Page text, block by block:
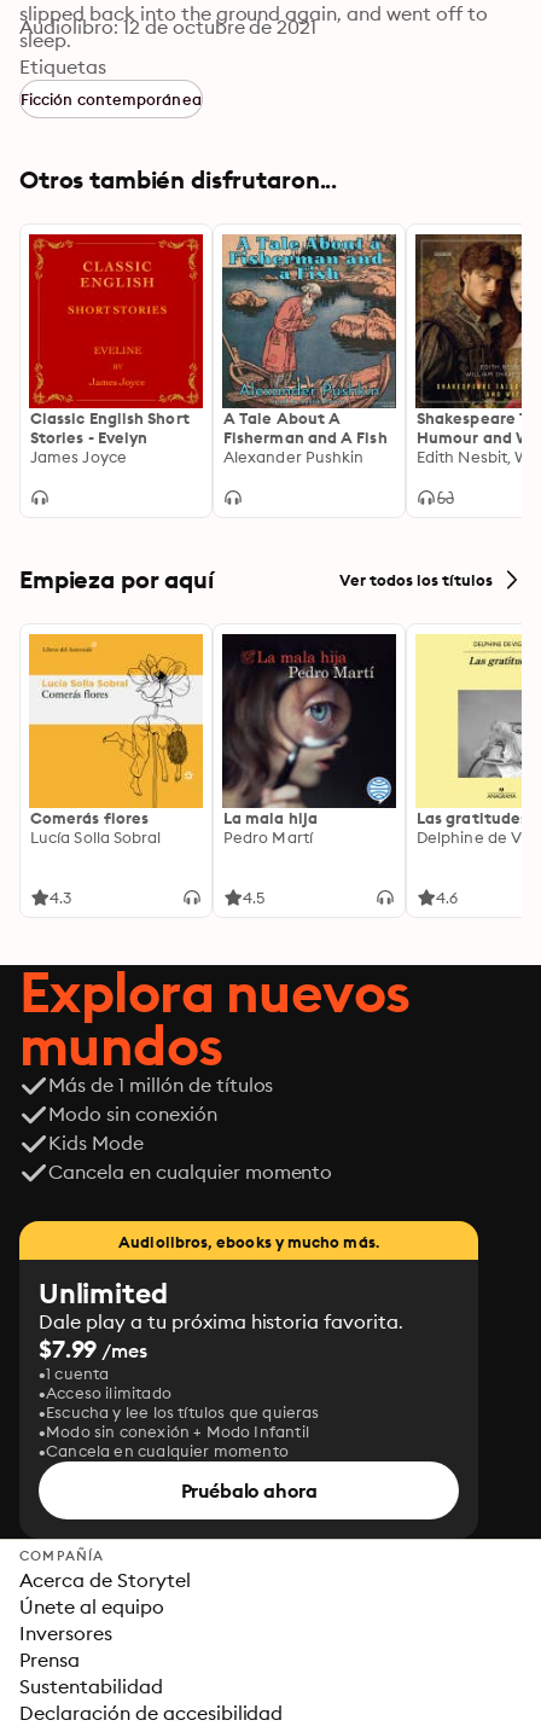
slipped back into the ground again, and went off to
sleep.
Audiolibro: 12 de octubre de 2021
Etiquetas
Ficción contemporánea
Otros también disfrutaron...
Classic English Short
Stories - Evelyn
James Joyce
A Tale About A
Fisherman and A Fish
Alexander Pushkin
Shakespeare
Humour and
Empieza por aquí Ver todos los títulos
Comerás flores
Lucía Solla Sobral
4.3
La mala hija
Pedro Martí
4.5
Las gratitudes
Delphine de
4.6
Explora nuevos
mundos
Más de 1 millón de títulos
Modo sin conexión
Kids Mode
Cancela en cualquier momento
Audiolibros, ebooks y mucho más.
Unlimited
Dale play a tu próxima historia favorita.
$7.99 /mes
1 cuenta
Acceso ilimitado
Escucha y lee los títulos que quieras
Modo sin conexión + Modo Infantil
Cancela en cualquier momento
Pruébalo ahora
COMPAÑÍA
Acerca de Storytel
Únete al equipo
Inversores
Prensa
Sustentabilidad
Declaración de accesibilidad